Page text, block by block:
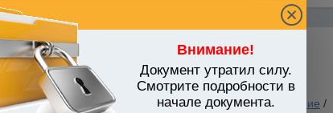
Внимание!
Документ утратил силу.
Смотрите подробности в
начале документа.
УЗБЕКИСТАНА
Наука. Культура / Утратившие силу акты / Образование /